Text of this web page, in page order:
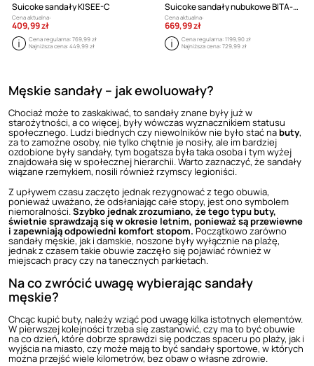
Suicoke sandały KISEE-C
Cena aktualna:
409,99 zł
Cena regularna:769,99 zł
Najniższa cena:449,99 zł
Suicoke sandały nubukowe BITA-2-L
Cena aktualna:
669,99 zł
Cena regularna:1199,90 zł
Najniższa cena:729,99 zł
Męskie sandały – jak ewoluowały?
Chociaż może to zaskakiwać, to sandały znane były już w
starożytności, a co więcej, były wówczas wyznacznikiem statusu
społecznego. Ludzi biednych czy niewolników nie było stać nabuty,
za to zamożne osoby, nie tylko chętnie je nosiły, ale im bardziej
ozdobione były sandały, tym bogatsza była taka osoba i tym wyżej
znajdowała się w społecznej hierarchii. Warto zaznaczyć, że sandały
wiązane rzemykiem, nosili również rzymscy legioniści.
Z upływem czasu zaczęto jednak rezygnować z tego obuwia,
ponieważ uważano, że odsłaniając całe stopy, jest ono symbolem
niemoralności.Szybko jednak zrozumiano, że tego typu buty,
świetnie sprawdzają się w okresie letnim, ponieważ są przewiewne
i zapewniają odpowiedni komfort stopom.Początkowo zarówno
sandały męskie, jak i damskie, noszone były wyłącznie na plażę,
jednak z czasem takie obuwie zaczęło się pojawiać również w
miejscach pracy czy na tanecznych parkietach.
Na co zwrócić uwagę wybierając sandały
męskie?
Chcąc kupić buty, należy wziąć pod uwagę kilka istotnych elementów.
W pierwszej kolejności trzeba się zastanowić, czy ma to być obuwie
na co dzień, które dobrze sprawdzi się podczas spaceru po plaży, jak i
wyjścia na miasto, czy może mają to być sandały sportowe, w których
można przejść wiele kilometrów, bez obaw o własne zdrowie.